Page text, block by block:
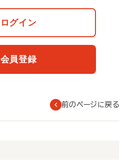
ログイン
会員登録
前のページに戻る